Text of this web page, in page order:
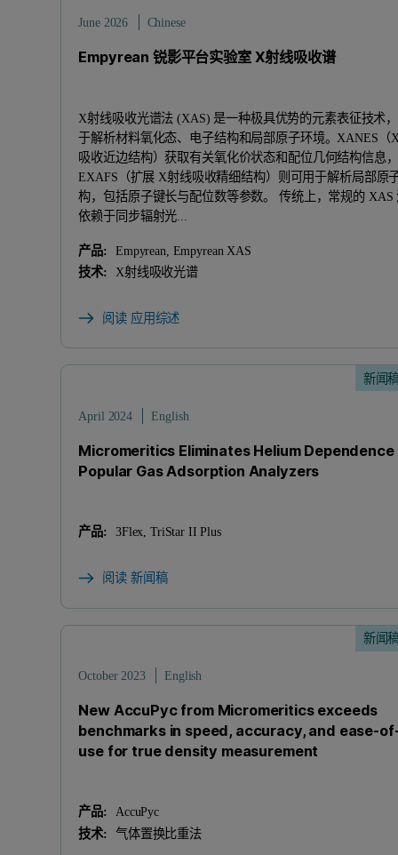
June 2026 Chinese
Empyrean 锐影平台实验室 X射线吸收谱
X射线吸收光谱法 (XAS) 是一种极具优势的元素表征技术
于解析材料氧化态、电子结构和局部原子环境。XANES（
吸收近边结构）‍获取有关氧化价状态和配位几何结构信息
EXAFS（扩展 X射线吸收精细结构）则可用于解析局部原
构，包括原子键长与配位数等参数。 传统上，常规的 XAS
依赖于同步辐射光...
产品:
Empyrean, Empyrean XAS
技术:
X射线吸收光谱
阅读 应用综述
新闻
April 2024 English
Micromeritics Eliminates Helium Dependence
Popular Gas Adsorption Analyzers
产品: 3Flex, TriStar II Plus
阅读 新闻稿
新闻
October 2023 English
New AccuPyc from Micromeritics exceeds
benchmarks in speed, accuracy, and ease-
use for true density measurement
产品:
AccuPyc
技术:
气体置换比重法